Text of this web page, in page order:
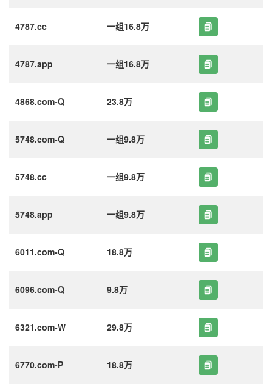
4787.cc 一组16.8万
4787.app 一组16.8万
4868.com-Q 23.8万
5748.com-Q 一组9.8万
5748.cc 一组9.8万
5748.app 一组9.8万
6011.com-Q 18.8万
6096.com-Q 9.8万
6321.com-W 29.8万
6770.com-P 18.8万